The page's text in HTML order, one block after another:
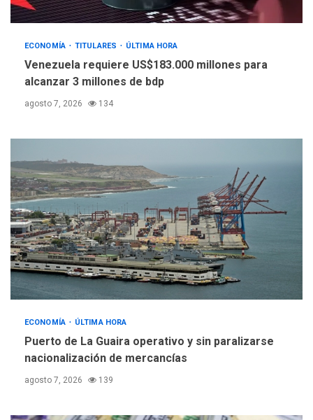
4
María Lourdes Afiuni
INTERNACIONALES
ÚLTIMA HORA
España impone controles
fronterizos a Italia
ECONOMÍA TITULARES ÚLTIMA HORA
Venezuela requiere US$183.000 millones para
alcanzar 3 millones de bdp
agosto 7, 2026 134
ECONOMÍA ÚLTIMA HORA
Puerto de La Guaira operativo y sin paralizarse
nacionalización de mercancías
agosto 7, 2026 139